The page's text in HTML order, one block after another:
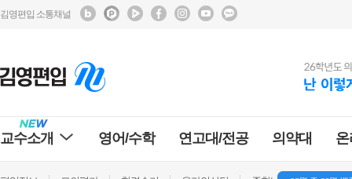
김영편입 소통채널
교수소개 영어/수학 연고대/전공 의약대